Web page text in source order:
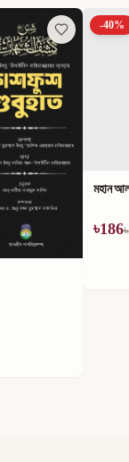
-40%
মহান
৳186৳